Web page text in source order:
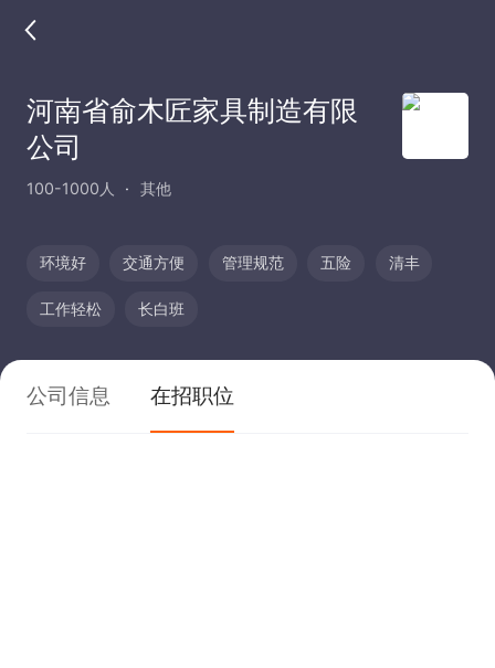
河南省俞木匠家具制造有限
公司
100-1000人 其他
环境好 交通方便 管理规范 五险 清丰
工作轻松 长白班
公司信息 在招职位